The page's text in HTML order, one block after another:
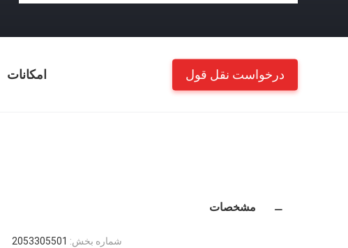
امکانات درخواست نقل قول
مشخصات
شماره بخش: 2053305501